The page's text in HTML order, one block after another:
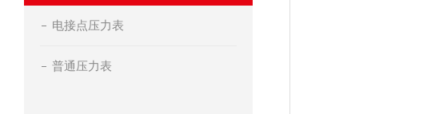
电接点压力表
普通压力表